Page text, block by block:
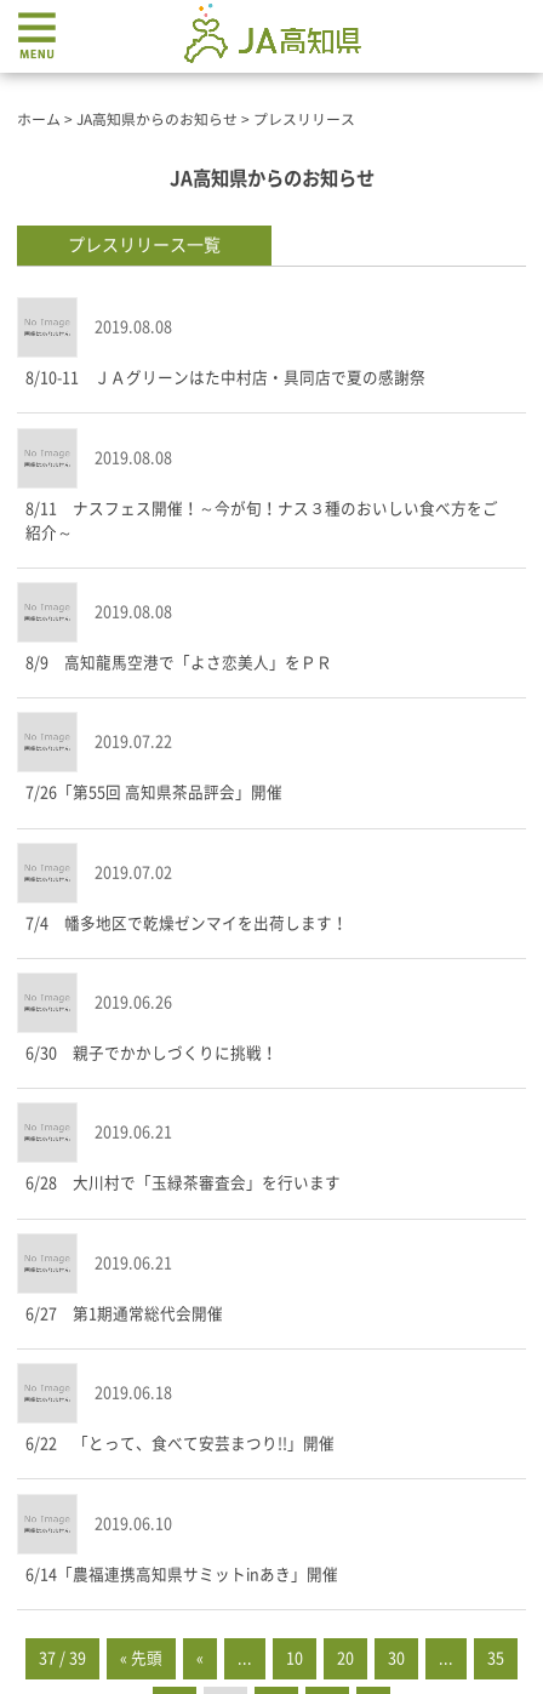
ホーム > JA高知県からのお知らせ > プレスリリース
JA高知県からのお知らせ
プレスリリース一覧
8/10-11 ＪＡグリーンはた中村店・具同店で夏の感謝祭
2019.08.08
8/11 ナスフェス開催！～今が旬！ナス３種のおいしい食べ方をご
紹介～
2019.08.08
8/9 高知龍馬空港で「よさ恋美人」をＰＲ
2019.08.08
7/26「第55回 高知県茶品評会」開催
2019.07.22
7/4 幡多地区で乾燥ゼンマイを出荷します！
2019.07.02
6/30 親子でかかしづくりに挑戦！
2019.06.26
6/28 大川村で「玉緑茶審査会」を行います
2019.06.21
6/27 第1期通常総代会開催
2019.06.21
6/22 「とって、食べて安芸まつり!!」開催
2019.06.18
6/14「農福連携高知県サミットinあき」開催
2019.06.10
37 / 39 « 先頭 « 10 20 30 35